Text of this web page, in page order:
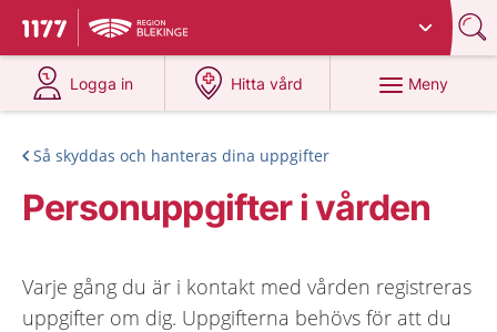
Till startsidan för 1177
Du har valt region
Logga in
på 1177.se
Hitta vård
på 1177.se
Meny
Så skyddas och hanteras dina uppgifter
Personuppgifter i vården
Varje gång du är i kontakt med vården registreras
uppgifter om dig. Uppgifterna behövs för att du